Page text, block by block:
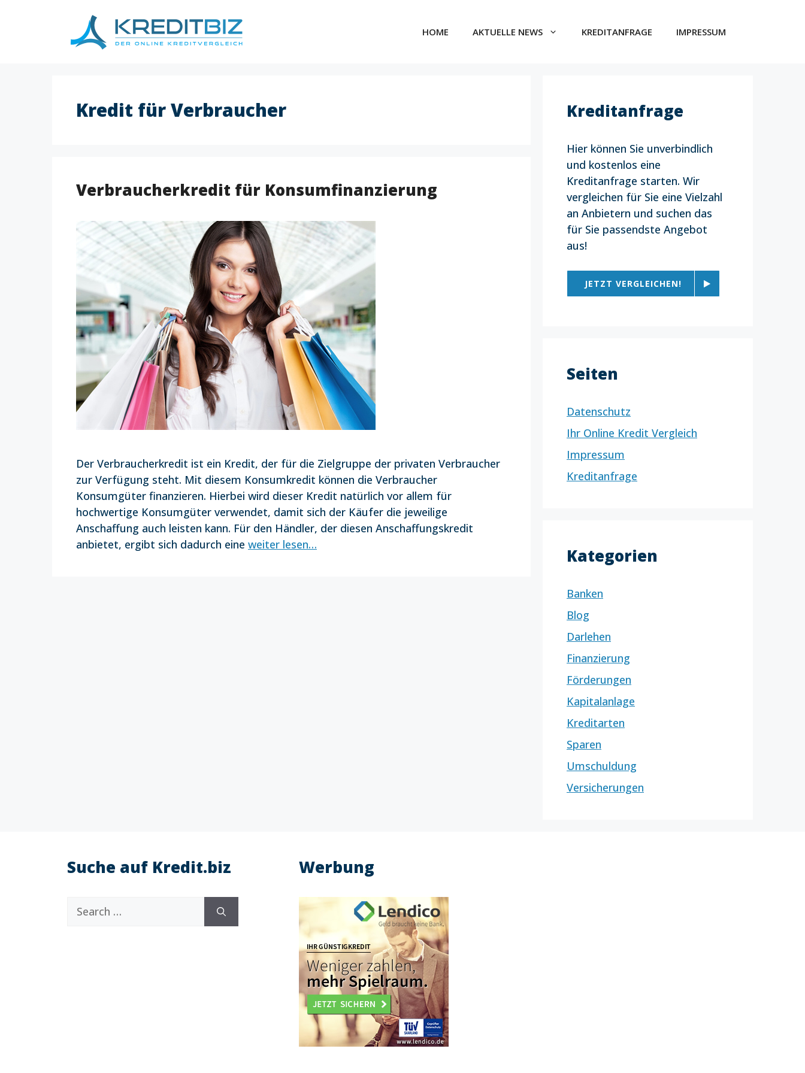
HOME AKTUELLE NEWS KREDITANFRAGE IMPRESSUM
Kredit für Verbraucher
Verbraucherkredit für Konsumfinanzierung
Der Verbraucherkredit ist ein Kredit, der für die Zielgruppe der privaten Verbraucher
zur Verfügung steht. Mit diesem Konsumkredit können die Verbraucher
Konsumgüter finanzieren. Hierbei wird dieser Kredit natürlich vor allem für
hochwertige Konsumgüter verwendet, damit sich der Käufer die jeweilige
Anschaffung auch leisten kann. Für den Händler, der diesen Anschaffungskredit
anbietet, ergibt sich dadurch eine weiter lesen…
Kreditanfrage
Hier können Sie unverbindlich
und kostenlos eine
Kreditanfrage starten. Wir
vergleichen für Sie eine Vielzahl
an Anbietern und suchen das
für Sie passendste Angebot
aus!
JETZT VERGLEICHEN!
Seiten
Datenschutz
Ihr Online Kredit Vergleich
Impressum
Kreditanfrage
Kategorien
Banken
Blog
Darlehen
Finanzierung
Förderungen
Kapitalanlage
Kreditarten
Sparen
Umschuldung
Versicherungen
Suche auf Kredit.biz
Search
for:
Werbung